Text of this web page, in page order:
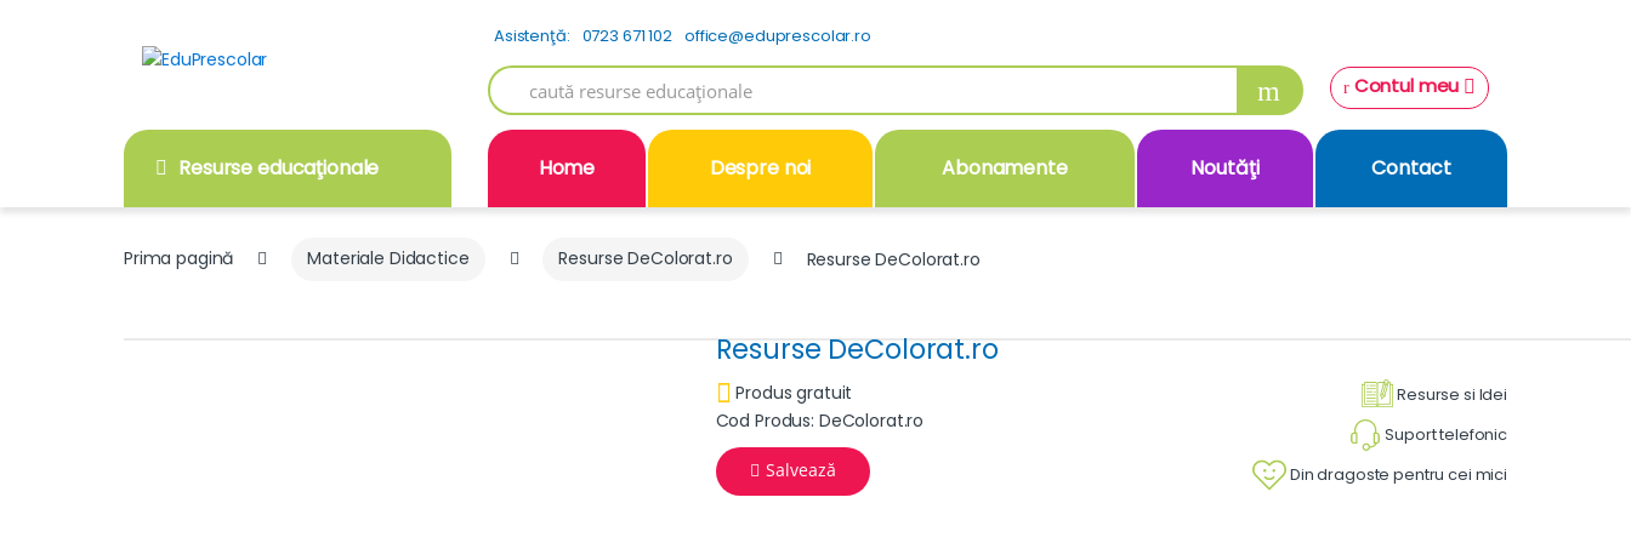
Asistenţă: 0723 671 102 office@eduprescolar.ro
Search
for:
Contul meu
Resurse educaţionale Home Despre noi Abonamente Noutăţi Contact
Prima pagină Materiale Didactice Resurse DeColorat.ro Resurse DeColorat.ro
Resurse DeColorat.ro
Resurse si Idei
Suport telefonic
Din dragoste pentru cei mici
Produs gratuit
Cod Produs: DeColorat.ro
Salvează